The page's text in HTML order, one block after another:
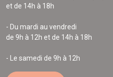
et de 14h à 18h
- Du mardi au vendredi
de 9h à 12h et de 14h à 18h
- Le samedi de 9h à 12h